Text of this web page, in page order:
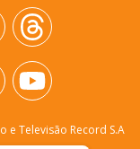
e Televisão Record S.A